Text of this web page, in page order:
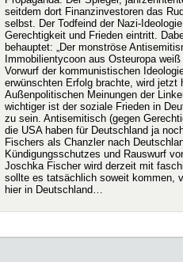
seitdem dort Finanzinvestoren das
selbst. Der Todfeind der Nazi-
Gerechtigkeit und Frieden eintritt.
behauptet: „Der monströse
Immobilientycoon aus Osteuropa
Vorwurf der kommunistischen
erwünschten Erfolg brachte, wird jetzt
Außenpolitischen Meinungen der
wichtiger ist der soziale Frieden in
zu sein. Antisemitisch (gegen
die USA haben für Deutschland ja
Fischers als Chanzler nach
Kündigungsschutzes und Rauswurf
Joschka Fischer wird derzeit mit
sollte es tatsächlich soweit kommen,
hier in Deutschland…